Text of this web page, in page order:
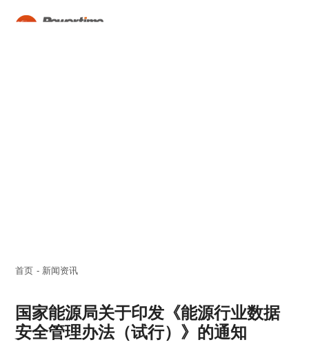
首页 - 新闻资讯
国家能源局关于印发《能源行业数据
安全管理办法（试行）》的通知